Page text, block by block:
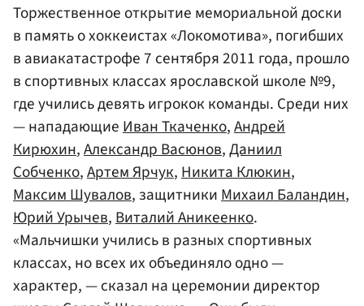
Торжественное открытие мемориальной доски
в память о хоккеистах «Локомотива», погибших
в авиакатастрофе 7 сентября 2011 года, прошло
в спортивных классах ярославской школе №9,
где учились девять игрокок команды. Среди них
— нападающиеИван Ткаченко,Андрей
Кирюхин,Александр Васюнов,Даниил
Собченко,Артем Ярчук,Никита Клюкин,
Максим Шувалов, защитникиМихаил Баландин,
Юрий Урычев,Виталий Аникеенко.
«Мальчишки учились в разных спортивных
классах, но всех их объединяло одно —
характер, — сказал на церемонии директор